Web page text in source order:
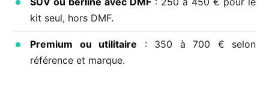
kit seul, hors DMF.
Premium ou utilitaire : 350 à 700 € selon
référence et marque.